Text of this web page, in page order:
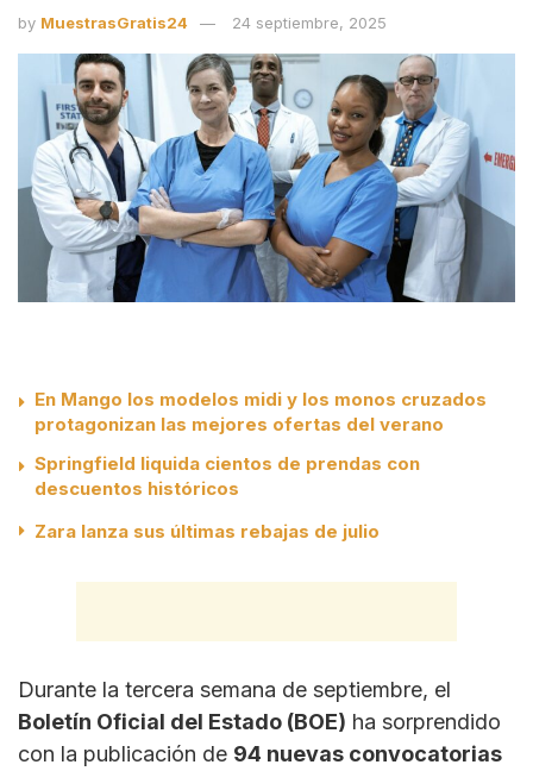
by MuestrasGratis24 24 septiembre, 2025
En Mango los modelos midi y los monos cruzados
protagonizan las mejores ofertas del verano
Springfield liquida cientos de prendas con
descuentos históricos
Zara lanza sus últimas rebajas de julio
Durante la tercera semana de septiembre, el
Boletín Oficial del Estado (BOE) ha sorprendido
con la publicación de 94 nuevas convocatorias